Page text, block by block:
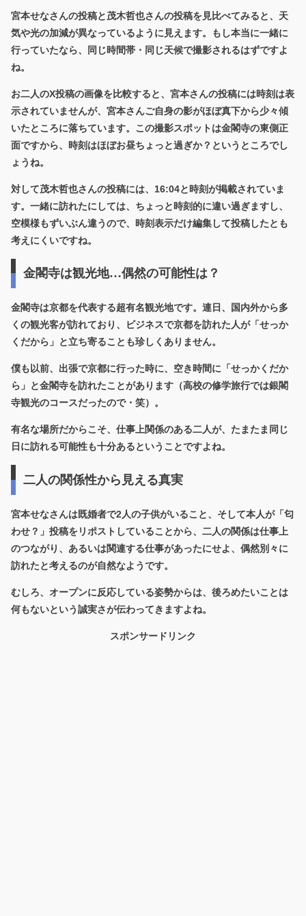
宮本せなさんの投稿と茂木哲也さんの投稿を見比べてみると、天
気や光の加減が異なっているように見えます。もし本当に一緒に
行っていたなら、同じ時間帯・同じ天候で撮影されるはずですよ
ね。
お二人のX投稿の画像を比較すると、宮本さんの投稿には時刻は表
示されていませんが、宮本さんご自身の影がほぼ真下から少々傾
いたところに落ちています。この撮影スポットは金閣寺の東側正
面ですから、時刻はほぼお昼ちょっと過ぎか？というところでし
ょうね。
対して茂木哲也さんの投稿には、16:04と時刻が掲載されていま
す。一緒に訪れたにしては、ちょっと時刻的に違い過ぎますし、
空模様もずいぶん違うので、時刻表示だけ編集して投稿したとも
考えにくいですね。
金閣寺は観光地…偶然の可能性は？
金閣寺は京都を代表する超有名観光地です。連日、国内外から多
くの観光客が訪れており、ビジネスで京都を訪れた人が「せっか
くだから」と立ち寄ることも珍しくありません。
僕も以前、出張で京都に行った時に、空き時間に「せっかくだか
ら」と金閣寺を訪れたことがあります（高校の修学旅行では銀閣
寺観光のコースだったので・笑）。
有名な場所だからこそ、仕事上関係のある二人が、たまたま同じ
日に訪れる可能性も十分あるということですよね。
二人の関係性から見える真実
宮本せなさんは既婚者で2人の子供がいること、そして本人が「匂
わせ？」投稿をリポストしていることから、 二人の関係は仕事上
のつながり、あるいは関連する仕事があったにせよ、偶然別々に
訪れたと考えるのが自然なようです。
むしろ、オープンに反応している姿勢からは、後ろめたいことは
何もないという誠実さが伝わってきますよね。
スポンサードリンク